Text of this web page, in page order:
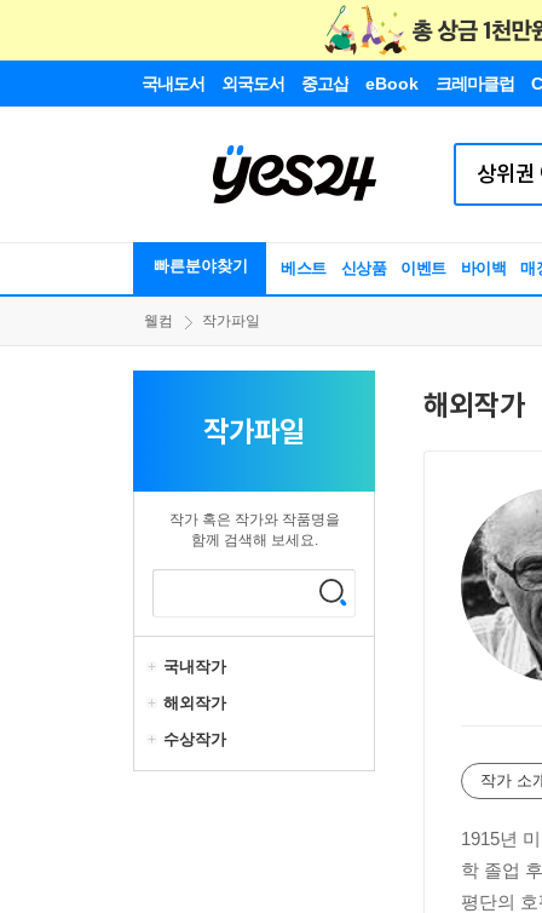
국내도서 외국도서 중고샵 eBook 크레마클럽
빠른분야찾기 베스트 신상품 이벤트 바이백 매
웰컴 작가파일
작가파일
작가 혹은 작가와 작품명을
함께 검색해 보세요.
국내작가
해외작가
수상작가
해외작가
작가 소
1915년
학 졸업
평단의